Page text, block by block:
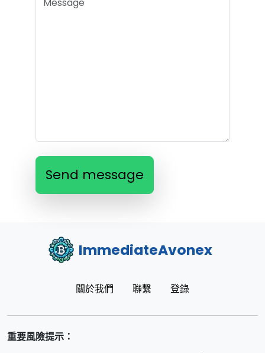
Send message
ImmediateAvonex
關於我們 聯繫 登錄
重要風險提示：